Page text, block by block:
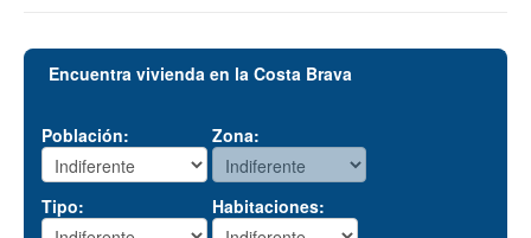
Encuentra vivienda en la Costa Brava
Población: Zona:
Tipo: Habitaciones: